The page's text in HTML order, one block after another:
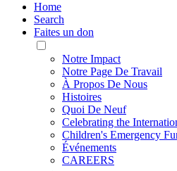
Home
Search
Faites un don
Toggle
Mobile
Menu
Notre Impact
Notre Page De Travail
À Propos De Nous
Histoires
Quoi De Neuf
Celebrating the
Children's Emergency
Événements
CAREERS